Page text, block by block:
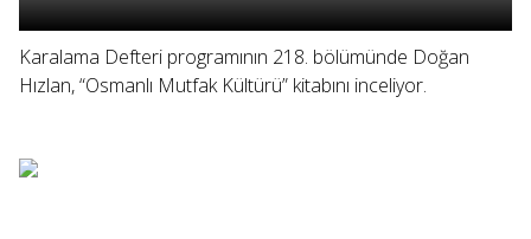
Karalama Defteri programının 218. bölümünde Doğan
Hızlan, “Osmanlı Mutfak Kültürü” kitabını inceliyor.